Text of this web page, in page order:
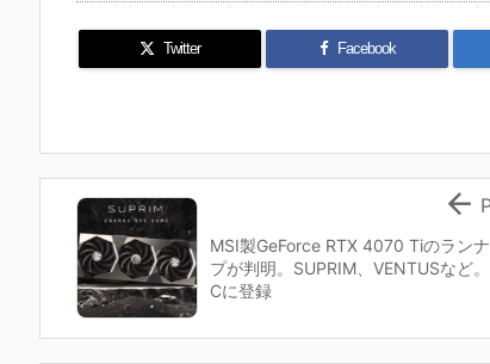
Twitter Facebook
MSI製GeForce RTX 4070 Tiのラン
プが判明。SUPRIM、VENTUSなど
Cに登録
